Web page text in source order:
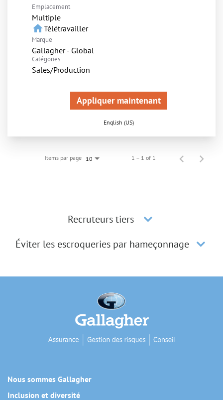
Emplacement
Multiple
homeTélétravailler
Marque
Gallagher - Global
Catégories
Sales/Production
Appliquer maintenant
English (US)
Items par page 10 1 – 1 of 1
Recruteurs tiers
Éviter les escroqueries par hameçonnage
Nous sommes Gallagher
Inclusion et diversité